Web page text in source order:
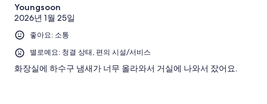
Youngsoon
2026년 1월 25일
좋아요: 소통
별로예요: 청결 상태, 편의 시설/서비스
화장실에 하수구 냄새가 너무 올라와서 거실에 나와서 잤어요.